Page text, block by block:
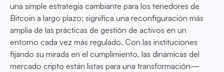
una simple estrategia cambiante para los tenedores de
Bitcoin a largo plazo; significa una reconfiguración más
amplia de las prácticas de gestión de activos en un
entorno cada vez más regulado. Con las instituciones
fijando su mirada en el cumplimiento, las dinámicas del
mercado cripto están listas para una transformación—